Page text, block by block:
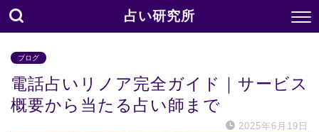
占い研究所
ブログ
電話占いリノア完全ガイド｜サービス
概要から当たる占い師まで
2025年6月19日